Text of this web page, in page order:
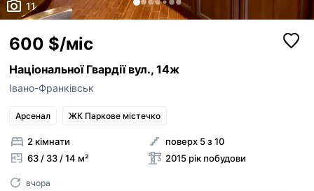
11
600 $/міс
Національної Гвардії вул., 14ж
Івано-Франківськ
Арсенал ЖК Паркове містечко
2 кімнати
63 / 33 / 14 м²
поверх 5 з 10
2015 рік побудови
вчора